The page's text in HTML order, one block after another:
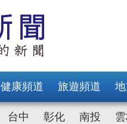
健康頻道 旅遊頻道
台中 彰化 南投